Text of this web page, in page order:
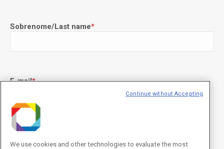
Sobrenome/Last name*
E-mail*
Concordo com os termos de uso descritos naPolítica de
We use cookies and other technologies to evaluate the most
Continue without Accepting